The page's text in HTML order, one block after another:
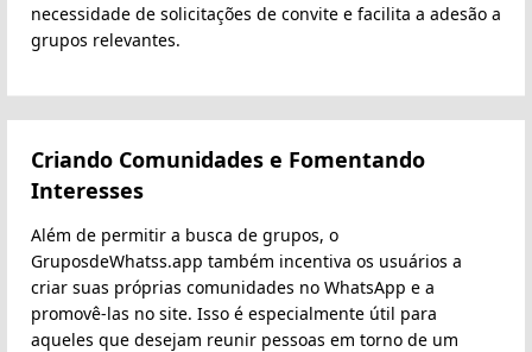
necessidade de solicitações de convite e facilita a adesão a
grupos relevantes.
Criando Comunidades e Fomentando
Interesses
Além de permitir a busca de grupos, o
GruposdeWhatss.app também incentiva os usuários a
criar suas próprias comunidades no WhatsApp e a
promovê-las no site. Isso é especialmente útil para
aqueles que desejam reunir pessoas em torno de um